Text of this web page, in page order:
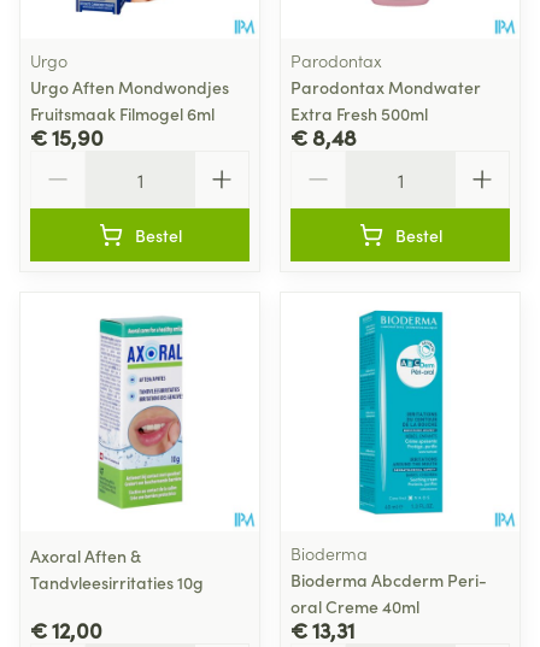
Urgo
Urgo Aften Mondwondjes
Fruitsmaak Filmogel 6ml
€ 15,90
Bestel
Parodontax
Parodontax Mondwater
Extra Fresh 500ml
€ 8,48
Bestel
Axoral Aften &
Tandvleesirritaties 10g
€ 12,00
Bioderma
Bioderma Abcderm Peri-
oral Creme 40ml
€ 13,31